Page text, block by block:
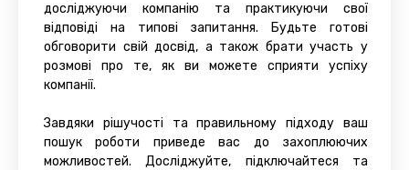
досліджуючи компанію та практикуючи свої
відповіді на типові запитання. Будьте готові
обговорити свій досвід, а також брати участь у
розмові про те, як ви можете сприяти успіху
компанії.
Завдяки рішучості та правильному підходу ваш
пошук роботи приведе вас до захоплюючих
можливостей. Досліджуйте, підключайтеся та